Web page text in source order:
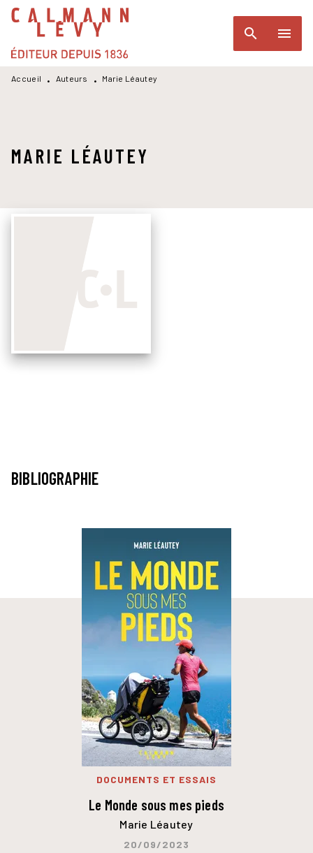
MENU RECHERCHE
PIED DE PAGE
search menu
Accueil • Auteurs • Marie Léautey
MARIE LÉAUTEY
BIBLIOGRAPHIE
DOCUMENTS ET ESSAIS
Le Monde sous mes pieds
Marie Léautey
20/09/2023